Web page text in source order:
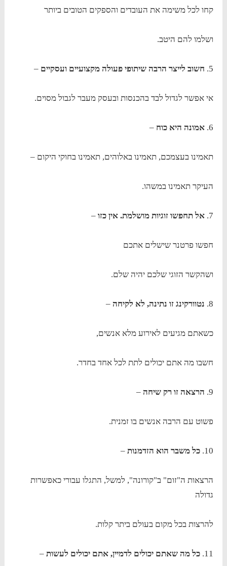
קחו לכל משימה את העובדים והספקים הטובים ביותר
ושלמו להם היטב.
5. חשוב לייצר הרבה שיתופי פעולה מקצועיים ועסקיים –
אי אפשר לגדול לבד בהכנסות ובעסק מעבר לגבול מסוים.
6. אמונה היא כוח –
תאמינו בעצמכם, תאמינו באלוהים, תאמינו בחוקי היקום –
העיקר תאמינו במשהו.
7. אל תחפשו זוגיות מושלמת. אין כזו–
חפשו פרטנר שישלים אתכם
ושהקשר הזוגי שלכם יהיה שלם.
8. נטוורקינג זו נתינה, לא לקיחה–
כשאתם מגיעים לאירוע מלא אנשים,
חשבו מה אתם יכולים לתת לכל אחד בחדר.
9. הרצאה זו רק שיחה –
פשוט עם הרבה אנשים בו זמנית.
10. כל משבר הוא הזדמנות –
הרצאות ה"זום" ב"קורונה", למשל, התגלו עבורי כאפשרות
גדולה
להרצות בכל מקום בעולם ביתר קלות.
11. כל מה שאתם יכולים לדמיין, אתם יכולים לעשות –